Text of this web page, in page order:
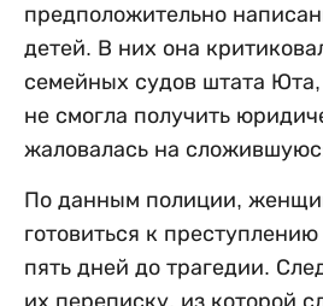
предположительно
детей. В них она
семейных судов штата
не смогла получить
жаловалась на
По данным полиции,
готовиться к
пять дней до трагедии.